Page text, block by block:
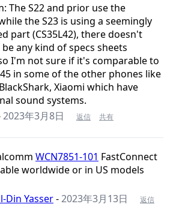
The S22 and prior use the
the S23 is using a seemingly
part (CS35L42), there doesn't
any kind of specs sheets
I'm not sure if it's comparable to
in some of the other phones like
Xiaomi which have
sound systems.
2023年3月8日 返信 共有
WCN7851-101 FastConnect
worldwide or in US models
Din Yasser-2023年3月13日
返信